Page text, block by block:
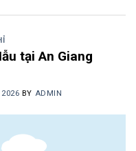
tại An Giang
BY ADMIN